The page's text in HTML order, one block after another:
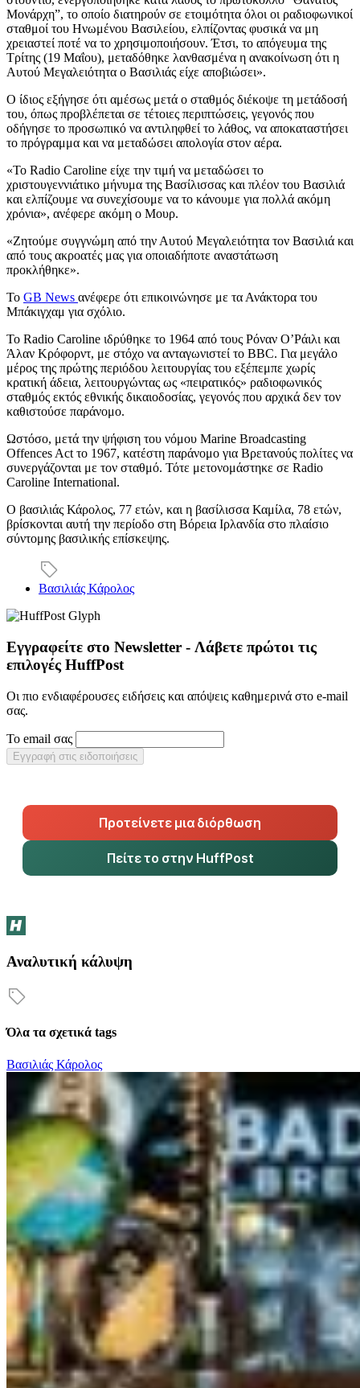
Μονάρχη”, το οποίο διατηρούν σε ετοιμότητα όλοι οι ραδιοφωνικοί
σταθμοί του Ηνωμένου Βασιλείου, ελπίζοντας φυσικά να μη
χρειαστεί ποτέ να το χρησιμοποιήσουν. Έτσι, το απόγευμα της
Τρίτης (19 Μαΐου), μεταδόθηκε λανθασμένα η ανακοίνωση ότι η
Αυτού Μεγαλειότητα ο Βασιλιάς είχε αποβιώσει».
Ο ίδιος εξήγησε ότι αμέσως μετά ο σταθμός διέκοψε τη μετάδοσή
του, όπως προβλέπεται σε τέτοιες περιπτώσεις, γεγονός που
οδήγησε το προσωπικό να αντιληφθεί το λάθος, να αποκαταστήσει
το πρόγραμμα και να μεταδώσει απολογία στον αέρα.
«Το Radio Caroline είχε την τιμή να μεταδώσει το
χριστουγεννιάτικο μήνυμα της Βασίλισσας και πλέον του Βασιλιά
και ελπίζουμε να συνεχίσουμε να το κάνουμε για πολλά ακόμη
χρόνια», ανέφερε ακόμη ο Μουρ.
«Ζητούμε συγγνώμη από την Αυτού Μεγαλειότητα τον Βασιλιά και
από τους ακροατές μας για οποιαδήποτε αναστάτωση
προκλήθηκε».
Το GB News ανέφερε ότι επικοινώνησε με τα Ανάκτορα του
Μπάκιγχαμ για σχόλιο.
Το Radio Caroline ιδρύθηκε το 1964 από τους Ρόναν Ο’Ράιλι και
Άλαν Κρόφορντ, με στόχο να ανταγωνιστεί το BBC. Για μεγάλο
μέρος της πρώτης περιόδου λειτουργίας του εξέπεμπε χωρίς
κρατική άδεια, λειτουργώντας ως «πειρατικός» ραδιοφωνικός
σταθμός εκτός εθνικής δικαιοδοσίας, γεγονός που αρχικά δεν τον
καθιστούσε παράνομο.
Ωστόσο, μετά την ψήφιση του νόμου Marine Broadcasting
Offences Act το 1967, κατέστη παράνομο για Βρετανούς πολίτες να
συνεργάζονται με τον σταθμό. Τότε μετονομάστηκε σε Radio
Caroline International.
Ο βασιλιάς Κάρολος, 77 ετών, και η βασίλισσα Καμίλα, 78 ετών,
βρίσκονται αυτή την περίοδο στη Βόρεια Ιρλανδία στο πλαίσιο
σύντομης βασιλικής επίσκεψης.
Βασιλιάς Κάρολος
Εγγραφείτε στο Newsletter - Λάβετε πρώτοι τις
επιλογές HuffPost
Οι πιο ενδιαφέρουσες ειδήσεις και απόψεις καθημερινά στο e-mail
σας.
Το email σας
Εγγραφή στις ειδοποιήσεις
Προτείνετε μια διόρθωση
Πείτε το στην HuffPost
Αναλυτική κάλυψη
Όλα τα σχετικά tags
Βασιλιάς Κάρολος